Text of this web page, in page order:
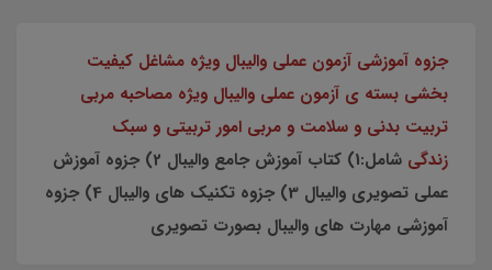
جزوه آموزشی آزمون عملی والیبال ویژه مشاغل کیفیت
بخشی بسته ی آزمون عملی والیبال ویژه مصاحبه مربی
تربیت بدنی و سلامت و مربی امور تربیتی و سبک
زندگی
شامل:1) کتاب آموزش جامع والیبال 2) جزوه آموزش
عملی تصویری والیبال 3) جزوه تکنیک های والیبال 4) جزوه
آموزشی مهارت های والیبال بصورت تصویری